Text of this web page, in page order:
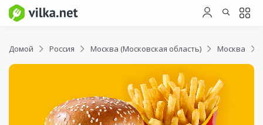
Домой Россия Москва (Московская область) Москва